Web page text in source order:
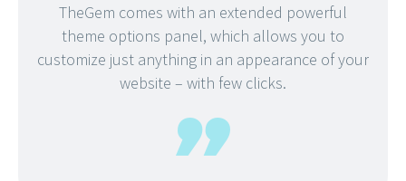
TheGem comes with an extended powerful
theme options panel, which allows you to
customize just anything in an appearance of your
website – with few clicks.